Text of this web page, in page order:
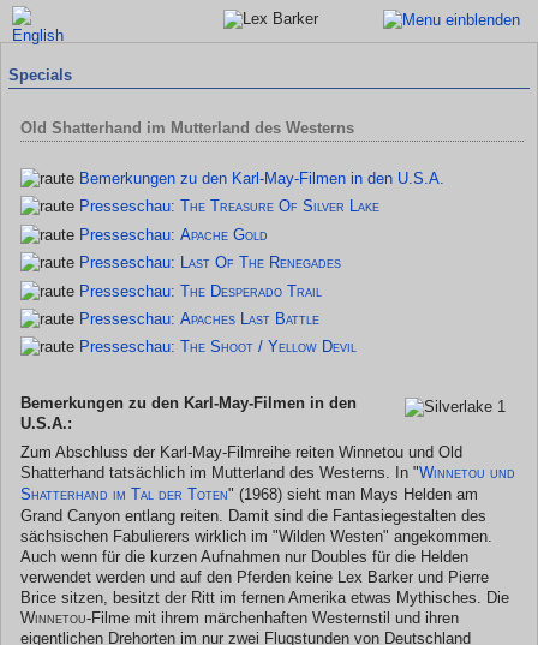
Specials
Old Shatterhand im Mutterland des Westerns
Bemerkungen zu den Karl-May-Filmen in den U.S.A.
Presseschau: The Treasure Of Silver Lake
Presseschau: Apache Gold
Presseschau: Last Of The Renegades
Presseschau: The Desperado Trail
Presseschau: Apaches Last Battle
Presseschau: The Shoot / Yellow Devil
Bemerkungen zu den Karl-May-Filmen in den
U.S.A.:
Zum Abschluss der Karl-May-Filmreihe reiten Winnetou und Old
Shatterhand tatsächlich im Mutterland des Westerns. In "Winnetou und
Shatterhand im Tal der Toten" (1968) sieht man Mays Helden am
Grand Canyon entlang reiten. Damit sind die Fantasiegestalten des
sächsischen Fabulierers wirklich im "Wilden Westen" angekommen.
Auch wenn für die kurzen Aufnahmen nur Doubles für die Helden
verwendet werden und auf den Pferden keine Lex Barker und Pierre
Brice sitzen, besitzt der Ritt im fernen Amerika etwas Mythisches. Die
Winnetou-Filme mit ihrem märchenhaften Westernstil und ihren
eigentlichen Drehorten im nur zwei Flugstunden von Deutschland